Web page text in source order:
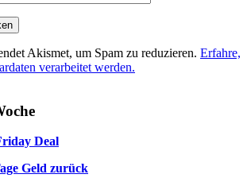
Akismet, um Spam zu reduzieren. Erfahre,
verarbeitet werden.
Deal
Geld zurück